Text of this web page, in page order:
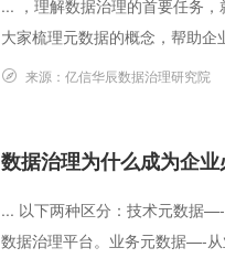
... ，理解数据治理的首要任务
大家梳理元数据的概念，帮助
来源： 亿信华辰数据治理研究院
数据治理为什么成为企业
... 以下两种区分：技术元数据
数据治理平台。业务元数据—-